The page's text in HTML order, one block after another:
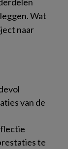
Wat
naar
van de
te